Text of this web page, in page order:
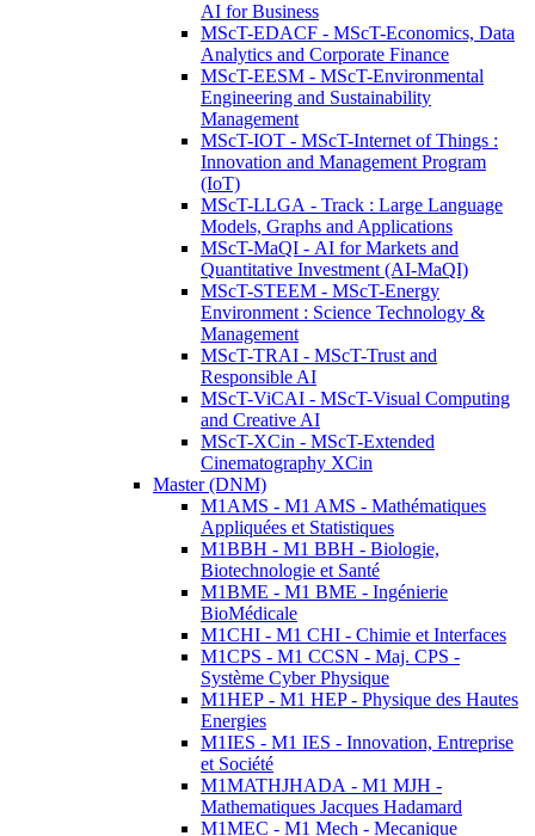
AI for Business
MScT-EDACF - MScT-Economics, Data
Analytics and Corporate Finance
MScT-EESM - MScT-Environmental
Engineering and Sustainability
Management
MScT-IOT - MScT-Internet of Things :
Innovation and Management Program
(IoT)
MScT-LLGA - Track : Large Language
Models, Graphs and Applications
MScT-MaQI - AI for Markets and
Quantitative Investment (AI-MaQI)
MScT-STEEM - MScT-Energy
Environment : Science Technology &
Management
MScT-TRAI - MScT-Trust and
Responsible AI
MScT-ViCAI - MScT-Visual Computing
and Creative AI
MScT-XCin - MScT-Extended
Cinematography XCin
Master (DNM)
M1AMS - M1 AMS - Mathématiques
Appliquées et Statistiques
M1BBH - M1 BBH - Biologie,
Biotechnologie et Santé
M1BME - M1 BME - Ingénierie
BioMédicale
M1CHI - M1 CHI - Chimie et Interfaces
M1CPS - M1 CCSN - Maj. CPS -
Système Cyber Physique
M1HEP - M1 HEP - Physique des Hautes
Energies
M1IES - M1 IES - Innovation, Entreprise
et Société
M1MATHJHADA - M1 MJH -
Mathematiques Jacques Hadamard
M1MEC - M1 Mech - Mecanique